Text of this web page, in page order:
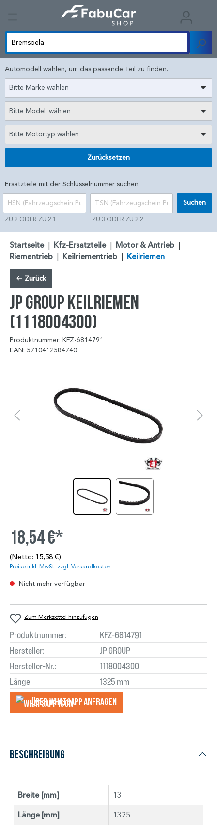
Automodell wählen, um das passende Teil zu finden.
Bitte Marke wählen
Bitte Modell wählen
Bitte Motortyp wählen
Zurücksetzen
Ersatzteile mit der Schlüsselnummer suchen.
ZU 2 ODER ZU 2.1 ZU 3 ODER ZU 2.2
Suchen
Startseite | Kfz-Ersatzteile | Motor & Antrieb |
Riementrieb | Keilriementrieb | Keilriemen
Zurück
JP GROUP Keilriemen
(1118004300)
Produktnummer: KFZ-6814791
EAN: 5710412584740
18,54 €*
(Netto: 15,58 €)
Preise inkl. MwSt. zzgl. Versandkosten
Nicht mehr verfügbar
Zum Merkzettel hinzufügen
Produktnummer:
KFZ-6814791
Hersteller:
JP GROUP
Hersteller-Nr.:
1118004300
Länge:
1325 mm
Über WhatsApp anfragеn
Beschreibung
Breite [mm] 13
Länge [mm] 1325